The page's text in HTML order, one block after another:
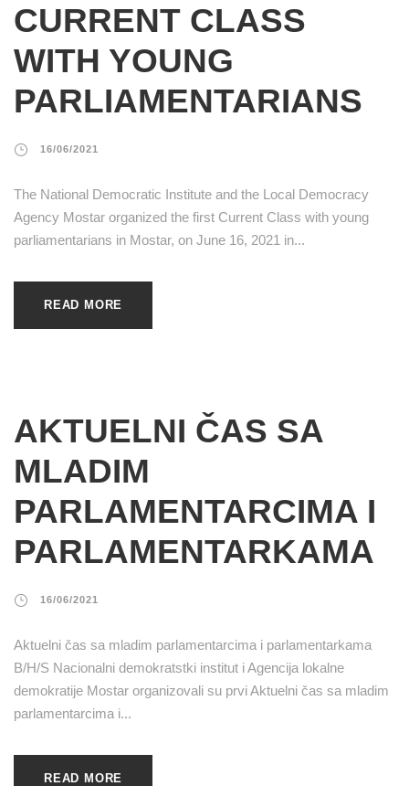
CURRENT CLASS
WITH YOUNG
PARLIAMENTARIANS
16/06/2021
The National Democratic Institute and the Local Democracy
Agency Mostar organized the first Current Class with young
parliamentarians in Mostar, on June 16, 2021 in...
READ MORE
AKTUELNI ČAS SA
MLADIM
PARLAMENTARCIMA I
PARLAMENTARKAMA
16/06/2021
Aktuelni čas sa mladim parlamentarcima i parlamentarkama
B/H/S Nacionalni demokratstki institut i Agencija lokalne
demokratije Mostar organizovali su prvi Aktuelni čas sa mladim
parlamentarcima i...
READ MORE